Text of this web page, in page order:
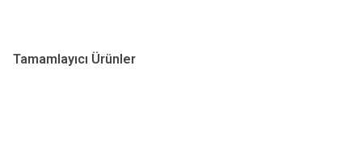
Tamamlayıcı Ürünler